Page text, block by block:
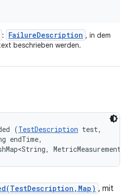
: FailureDescription , in dem
beschrieben werden.
(TestDescription test,
endTime,
, mit